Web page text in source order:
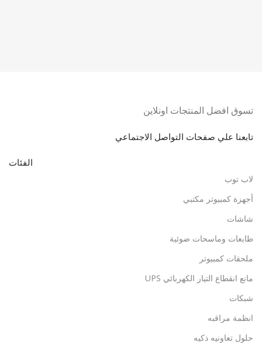
تسوق افضل المنتجات اونلاين
تابعنا علي صفحات التواصل الاجتماعي
الفئات
لاب توب
أجهزة كمبيوتر مكتبي
شاشات
طابعات وماسحات ضوئية
ملحقات كمبيوتر
مانع انقطاع التيار الكهربائي UPS
شبكات
انظمة مراقبه
حلول تعاونيه ذكيه